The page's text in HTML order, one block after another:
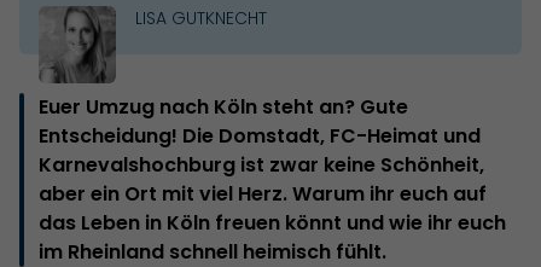
LISA GUTKNECHT
Euer Umzug nach Köln steht an? Gute
Entscheidung! Die Domstadt, FC-Heimat und
Karnevalshochburg ist zwar keine Schönheit,
aber ein Ort mit viel Herz. Warum ihr euch auf
das Leben in Köln freuen könnt und wie ihr euch
im Rheinland schnell heimisch fühlt.